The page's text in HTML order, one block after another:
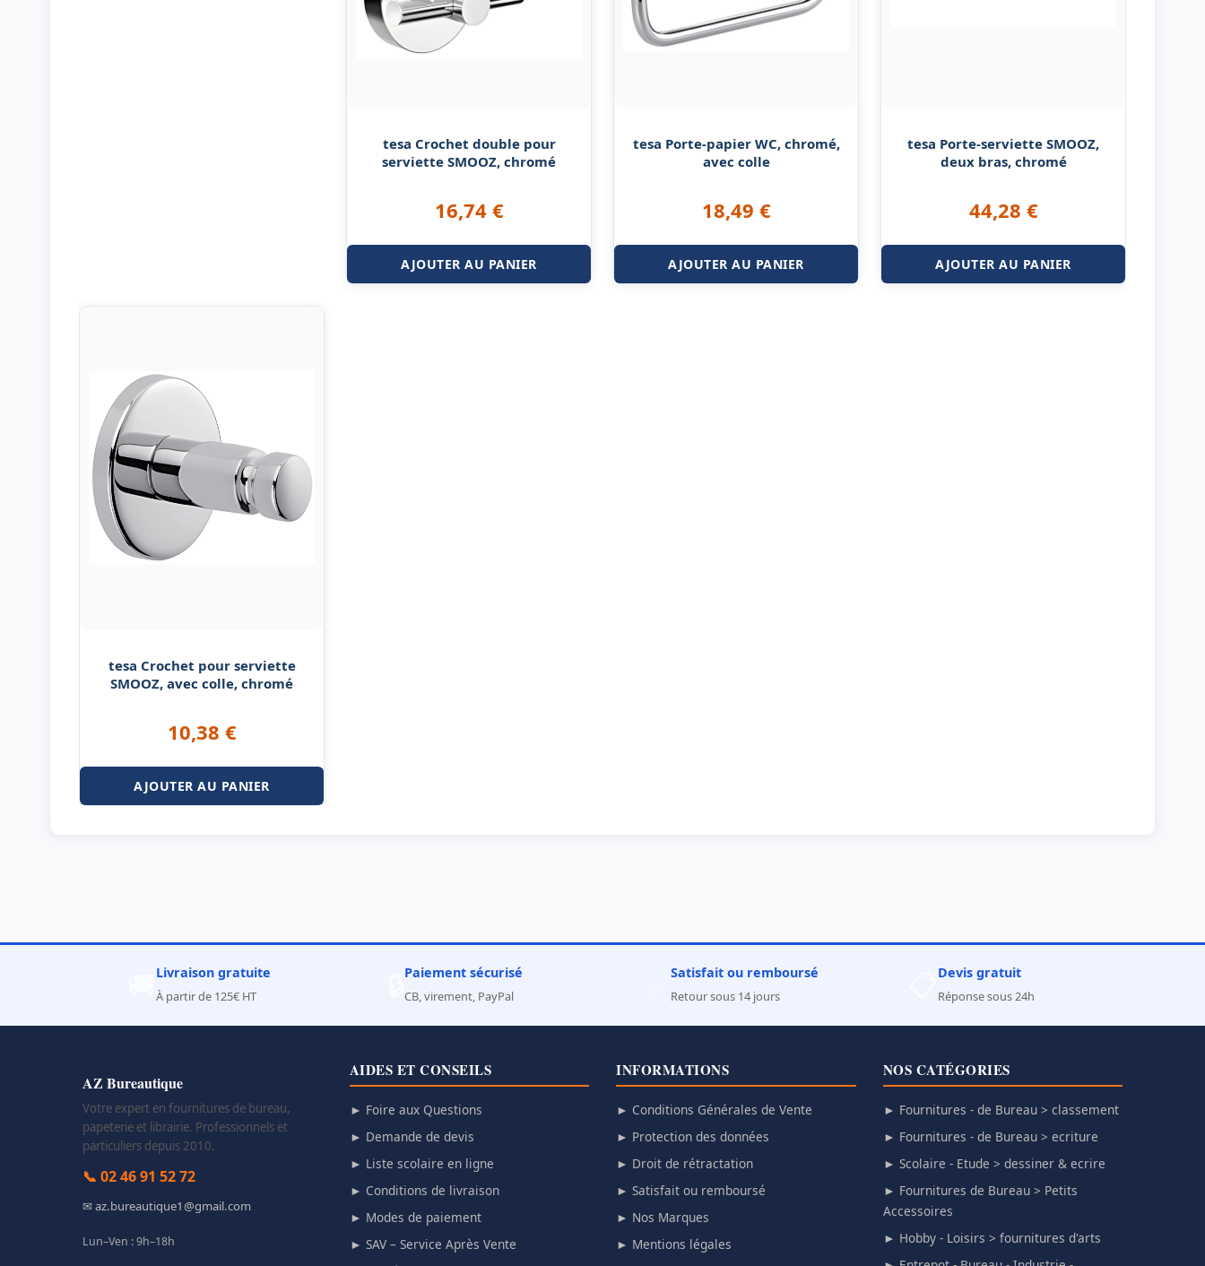
tesa Crochet double pour
serviette SMOOZ, chromé
16,74 €
AJOUTER AU PANIER
tesa Porte-papier WC, chromé,
avec colle
18,49 €
AJOUTER AU PANIER
tesa Porte-serviette SMOOZ,
deux bras, chromé
44,28 €
AJOUTER AU PANIER
tesa Crochet pour serviette
SMOOZ, avec colle, chromé
10,38 €
AJOUTER AU PANIER
Livraison gratuite
À partir de 125€ HT
Paiement sécurisé
CB, virement, PayPal
Satisfait ou remboursé
Retour sous 14 jours
Devis gratuit
Réponse sous 24h
AZ Bureautique
Votre expert en fournitures de bureau,
papeterie et librairie. Professionnels et
particuliers depuis 2010.
📞 02 46 91 52 72
✉ az.bureautique1@gmail.com
Lun–Ven : 9h–18h
AIDES ET CONSEILS
► Foire aux Questions
► Demande de devis
► Liste scolaire en ligne
► Conditions de livraison
► Modes de paiement
► SAV – Service Après Vente
INFORMATIONS
► Conditions Générales de Vente
► Protection des données
► Droit de rétractation
► Satisfait ou remboursé
► Nos Marques
► Mentions légales
NOS CATÉGORIES
► Fournitures - de Bureau > classement
► Fournitures - de Bureau > ecriture
► Scolaire - Etude > dessiner & ecrire
► Fournitures de Bureau > Petits
Accessoires
► Hobby - Loisirs > fournitures d'arts